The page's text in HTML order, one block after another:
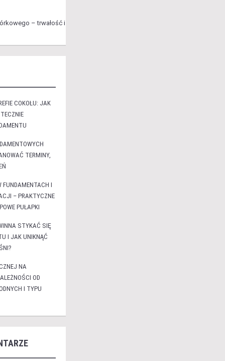
– trwałość i
COKOŁU: JAK
TERMINY,
FUNDAMENTACH I
– PRAKTYCZNE
PUŁAPKI
STYKAĆ SIĘ
I JAK UNIKNĄĆ
NA
OD
I TYPU